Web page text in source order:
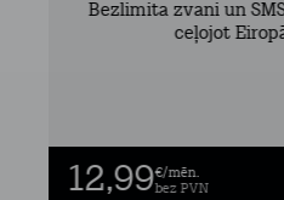
Bezlimita zvani un
ceļojot
12,99€/mēn.
bez PVN